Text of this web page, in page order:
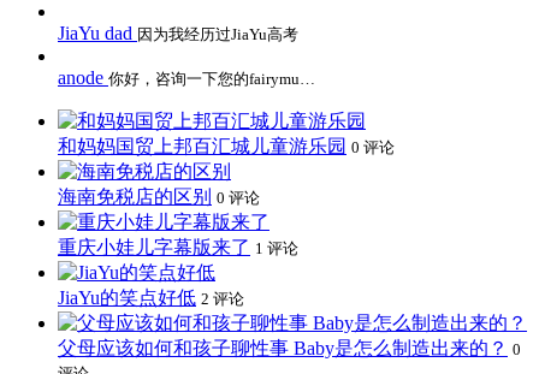
JiaYu dad 因为我经历过JiaYu高考
anode 你好，咨询一下您的fairymu…
和妈妈国贸上邦百汇城儿童游乐园 0 评论
海南免税店的区别 0 评论
重庆小娃儿字幕版来了 1 评论
JiaYu的笑点好低 2 评论
父母应该如何和孩子聊性事 Baby是怎么制造出来的？ 0